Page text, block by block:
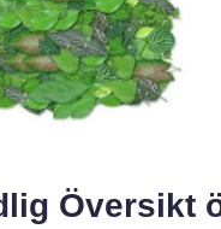
Översikt